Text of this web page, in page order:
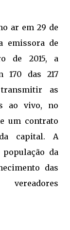
ar em 29 de
emissora de
de 2015, a
170 das 217
as
ao vivo, no
um contrato
capital. A
da
das